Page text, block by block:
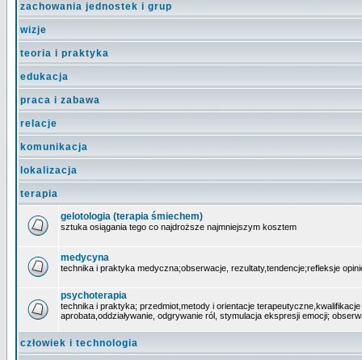
zachowania jednostek i grup
wizje
teoria i praktyka
edukacja
praca i zabawa
relacje
komunikacja
lokalizacja
terapia
gelotologia (terapia śmiechem)
sztuka osiągania tego co najdroższe najmniejszym kosztem
medycyna
technika i praktyka medyczna;obserwacje, rezultaty,tendencje;refleksje
psychoterapia
technika i praktyka; przedmiot,metody i orientacje
aprobata,oddziaływanie, odgrywanie ról, stymulacja ekspresji emocji;
człowiek i technologia